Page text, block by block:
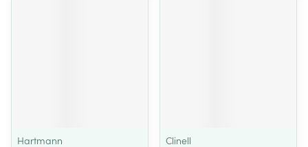
Hartmann
Clinell